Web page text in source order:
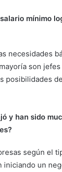
mínimo
necesidades
son
posibilidades
y han sido
según el
un